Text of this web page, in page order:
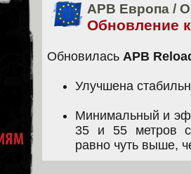
APB Европа /
Обновление
Обновилась APB
Улучшена
Минимальный и
35 и 55 метров
равно чуть выше,